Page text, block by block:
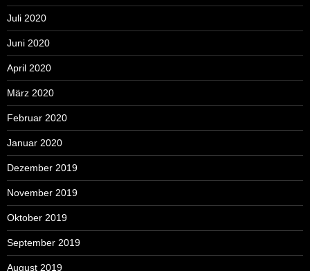
Juli 2020
Juni 2020
April 2020
März 2020
Februar 2020
Januar 2020
Dezember 2019
November 2019
Oktober 2019
September 2019
August 2019